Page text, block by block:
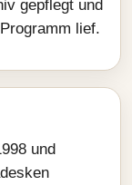
gepflegt und
lief.
und